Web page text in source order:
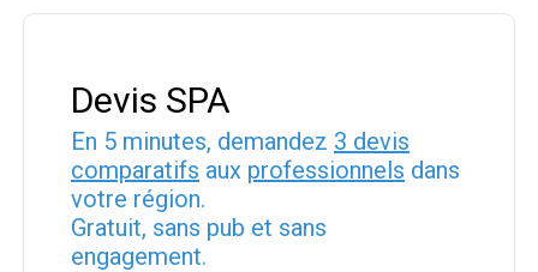
Devis SPA
En 5 minutes, demandez 3 devis
comparatifs aux professionnels dans
votre région.
Gratuit, sans pub et sans
engagement.